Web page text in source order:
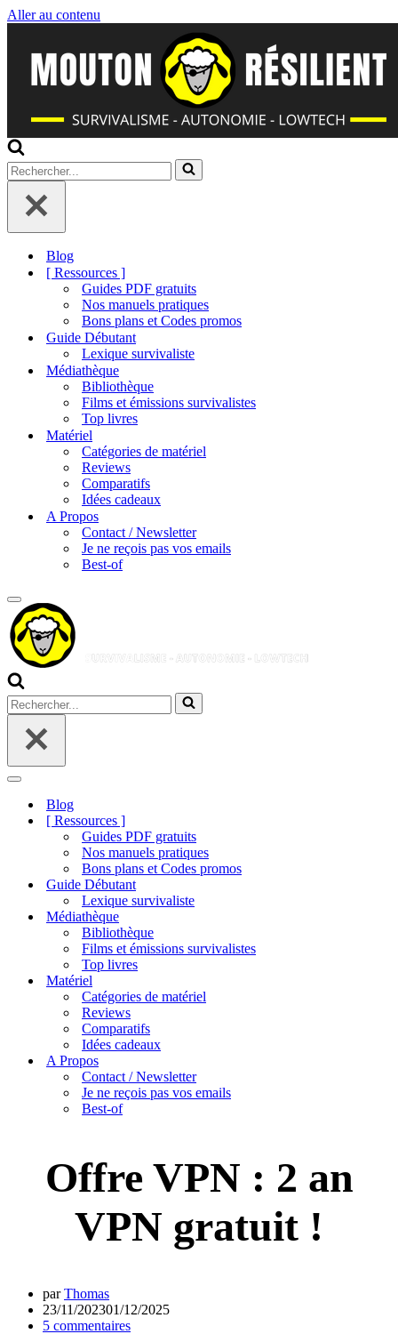
Aller au contenu
Rechercher...
Blog
[ Ressources ]
Guides PDF gratuits
Nos manuels pratiques
Bons plans et Codes promos
Guide Débutant
Lexique survivaliste
Médiathèque
Bibliothèque
Films et émissions survivalistes
Top livres
Matériel
Catégories de matériel
Reviews
Comparatifs
Idées cadeaux
A Propos
Contact / Newsletter
Je ne reçois pas vos emails
Best-of
Menu
de
navigation
Rechercher...
Menu
navigation
Blog
[ Ressources ]
Guides PDF gratuits
Nos manuels pratiques
Bons plans et Codes promos
Guide Débutant
Lexique survivaliste
Médiathèque
Bibliothèque
Films et émissions survivalistes
Top livres
Matériel
Catégories de matériel
Reviews
Comparatifs
Idées cadeaux
A Propos
Contact / Newsletter
Je ne reçois pas vos emails
Best-of
Offre VPN : 2 an
VPN gratuit !
parThomas
23/11/202301/12/2025
5 commentaires